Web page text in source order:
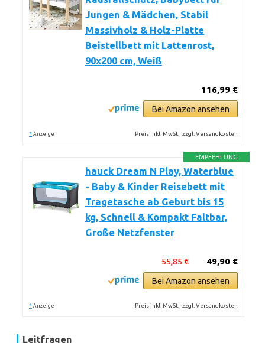
Jungen & Mädchen, Stabil
Massivholz & Holz-Platte
Beistellbett mit Lattenrost,
90x200 cm, Weiß
116,99 €
Bei Amazon ansehen
* Anzeige Preis inkl. MwSt., zzgl. Versandkosten
EMPFEHLUNG
hauck Dream N Play, Waterblue
- Baby & Kinder Reisebett mit
Tragetasche ab Geburt bis 15
kg, Schnell & Kompakt Faltbar,
Große Netzfenster
49,90 €
55,85 €
Bei Amazon ansehen
* Anzeige Preis inkl. MwSt., zzgl. Versandkosten
Leitfragen